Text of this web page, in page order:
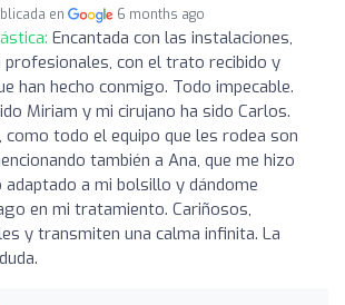
en 6 months ago
Encantada con las instalaciones,
profesionales, con el trato recibido y
han hecho conmigo. Todo impecable.
Miriam y mi cirujano ha sido Carlos.
todo el equipo que les rodea son
también a Ana, que me hizo
a mi bolsillo y dándome
en mi tratamiento. Cariñosos,
y transmiten una calma infinita. La